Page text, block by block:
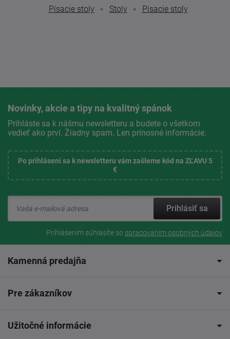
Písacie stoly
Stoly Písacie stoly
Novinky, akcie a tipy na kvalitný spánok
Prihláste sa k nášmu newsletteru a budete o všetkom
vedieť ako prví. Žiadny spam. Len prínosné informácie.
Po prihlásení sa k newsletteru vám zašleme kód na ZĽAVU 5
€
Prihlásiť sa
Prihlásením súhlasíte so spracovaním osobných údajov
Kamenná predajňa
Pre zákazníkov
Užitočné informácie